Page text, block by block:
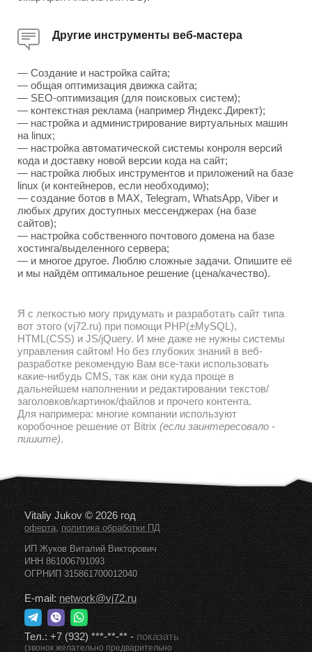
Другие инструменты веб-мастера
— Создание и настройка сайта;
— общая оптимизация движка сайта;
— SEO-оптимизация (для поисковых систем);
— контекстная реклама (например Яндекс.Директ);
— настройка и администрирование виртуальных машин
на linux;
— настройка автоматической системы конроля версий
кода и доставку новой версии кода на сайт;
— настройка любых инструментов и приложений на базе
linux (и контейнеров, если необходимо);
— создание ботов в MAX, Telegram, WhatsApp, Viber и
любых других доступных мессенджерах (на базе
сайтов);
— настройка собственного почтового домена на базе
хостинга/выделенного сервера;
— и многое другое. Люблю сложные задачи. Опишите её
и мы найдём оптимальное решение (цена/качество).
Я с легкостью могу придумать и разработать сайт типа
вот этого (vj72.ru) при помощи PHP(±MySQL),
HTML(CSS) и JS/jQuery. И мне даже не нужны системы
управления сайтом! Но без глубоких знаний в веб-
разработке рекомендую Вам все-таки использовать
какие-нибудь CMS, так как они куда проще в
дальнейшем наполнении и редактировании текстов/
заголовков/картинок/файлов и прочего контента.
Для напримера: многие компании используют
коробочное решение от Bitrix (если заинтересовало -
пишите).
Vitaliy Jukov © 2026 год
оферта,политика обработки ПД
ИП Жуков Виталий Викторович
ИНН 861006791093
ОГРНИП 315861700012040
E-mail:network@vj72.ru
Тел.:+7 (932) ***-**-**-показать
(звонок желательно предварительно